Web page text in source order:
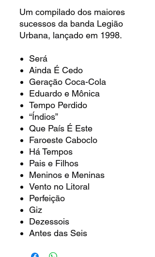
Um compilado dos maiores
sucessos da banda Legião
Urbana, lançado em 1998.
Será
Ainda É Cedo
Geração Coca-Cola
Eduardo e Mônica
Tempo Perdido
“Índios”
Que País É Este
Faroeste Caboclo
Há Tempos
Pais e Filhos
Meninos e Meninas
Vento no Litoral
Perfeição
Giz
Dezessois
Antes das Seis